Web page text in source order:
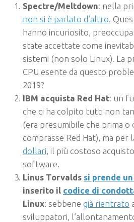
Spectre/Meltdown: nella
non si è parlato d’altro .
hanno incuriosito,
state accettate come
sistemi (non solo Linux). La
CPU esente da questo
2019?
IBM acquista Red Hat: un
che ci ha colpito tutti non
(era presumibile che prima o
comprasse Red Hat), ma per
dollari , il più costoso
software.
Linus Torvalds si prende
inserito il codice di
Linux: sebbene già rientrato
sviluppatori,